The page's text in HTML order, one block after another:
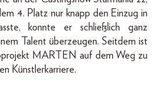
4. Platz nur knapp den Einzug in
konnte er schließlich ganz
Talent überzeugen. Seitdem ist
MARTEN auf dem Weg zu
Künstlerkarriere.